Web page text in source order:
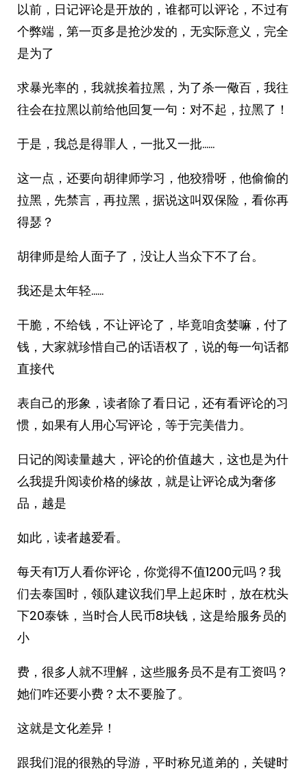
以前，日记评论是开放的，谁都可以评论，不过有
个弊端，第一页多是抢沙发的，无实际意义，完全
是为了
求暴光率的，我就挨着拉黑，为了杀一儆百，我往
往会在拉黑以前给他回复一句：对不起，拉黑了！
于是，我总是得罪人，一批又一批……
这一点，还要向胡律师学习，他狡猾呀，他偷偷的
拉黑，先禁言，再拉黑，据说这叫双保险，看你再
得瑟？
胡律师是给人面子了，没让人当众下不了台。
我还是太年轻……
干脆，不给钱，不让评论了，毕竟咱贪婪嘛，付了
钱，大家就珍惜自己的话语权了，说的每一句话都
直接代
表自己的形象，读者除了看日记，还有看评论的习
惯，如果有人用心写评论，等于完美借力。
日记的阅读量越大，评论的价值越大，这也是为什
么我提升阅读价格的缘故，就是让评论成为奢侈
品，越是
如此，读者越爱看。
每天有1万人看你评论，你觉得不值1200元吗？我
们去泰国时，领队建议我们早上起床时，放在枕头
下20泰铢，当时合人民币8块钱，这是给服务员的
小
费，很多人就不理解，这些服务员不是有工资吗？
她们咋还要小费？太不要脸了。
这就是文化差异！
跟我们混的很熟的导游，平时称兄道弟的，关键时